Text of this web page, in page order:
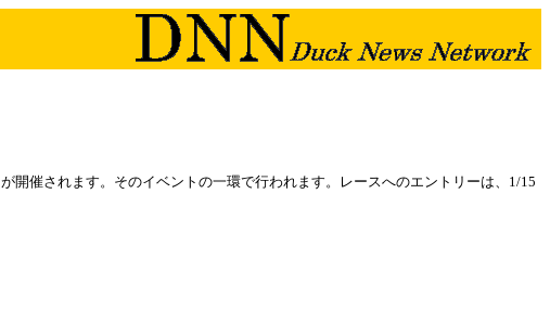
開催されます。そのイベントの一環で行われます。レースへのエントリーは、1/15